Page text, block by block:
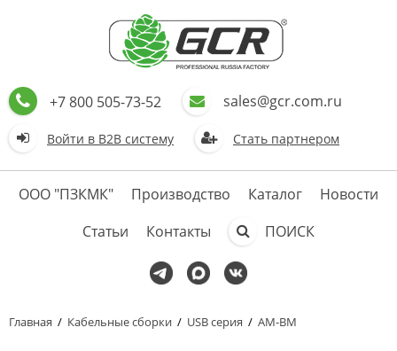
+7 800 505-73-52 sales@gcr.com.ru
Войти в В2В систему Стать партнером
ООО "ПЗКМК" Производство Каталог
Новости
Статьи
Контакты ПОИСК
Главная / Кабельные сборки / USB серия / AM-BM